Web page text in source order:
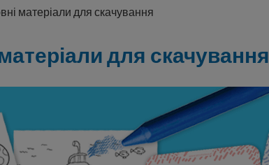
матеріали для скачування
для скачування